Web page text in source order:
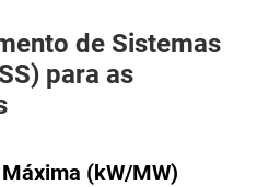
de Sistemas
para as
(kW/MW)